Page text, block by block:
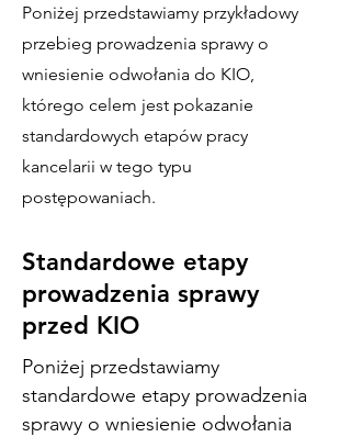
Poniżej przedstawiamy przykładowy
przebieg prowadzenia sprawy o
wniesienie odwołania do KIO,
którego celem jest pokazanie
standardowych etapów pracy
kancelarii w tego typu
postępowaniach.
Standardowe etapy
prowadzenia sprawy
przed KIO
Poniżej przedstawiamy
standardowe etapy prowadzenia
sprawy o wniesienie odwołania